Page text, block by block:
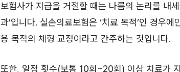
보험사가 지급을 거절할 때는 나름의 논리를 내
과’입니다. 실손의료보험은 ‘치료 목적’인 경우
용 목적의 체형 교정이라고 간주하는 것입니다.
또한, 일정 횟수(보통 10회~20회) 이상 치료가